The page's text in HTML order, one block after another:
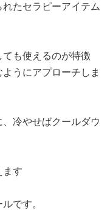
たセラピーアイテム
も使えるのが特徴
うにアプローチしま
冷やせばクールダウ
ます
です。